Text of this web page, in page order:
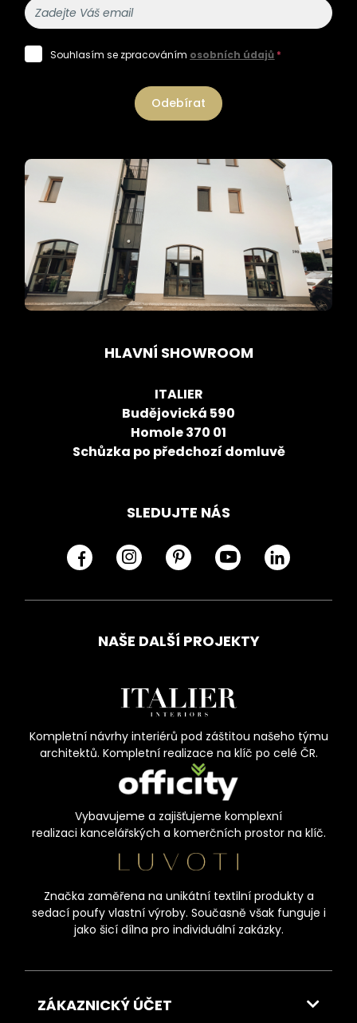
Souhlasím se zpracováním osobních údajů *
Odebírat
HLAVNÍ SHOWROOM
ITALIER
Budějovická 590
Homole 370 01
Schůzka po předchozí domluvě
SLEDUJTE NÁS
NAŠE DALŠÍ PROJEKTY
Kompletní návrhy interiérů pod záštitou našeho týmu
architektů. Kompletní realizace na klíč po celé ČR.
Vybavujeme a zajišťujeme komplexní
realizaci kancelářských a komerčních prostor na klíč.
Značka zaměřena na unikátní textilní produkty a
sedací poufy vlastní výroby. Současně však funguje i
jako šicí dílna pro individuální zakázky.
ZÁKAZNICKÝ ÚČET